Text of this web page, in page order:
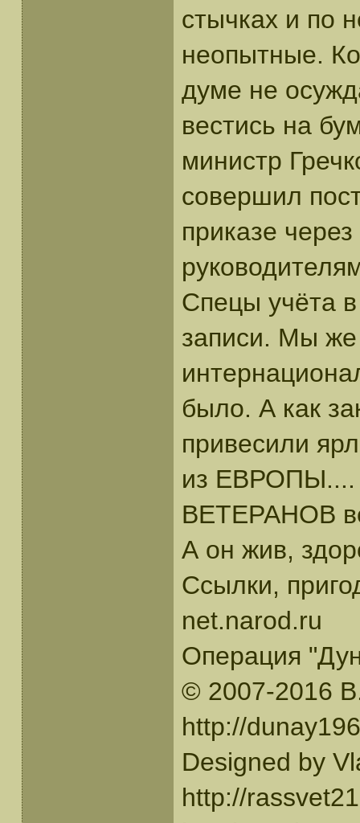
стычках и по
неопытные.
думе не
вестись на
министр
совершил
приказе
Спецы учёта
записи. Мы
было. А как
привесили
из ЕВРОПЫ....
ВЕТЕРАНОВ
А он жив,
Ссылки,
net.narod.ru
Операция
© 2007-2016
http://
Designed by
http://